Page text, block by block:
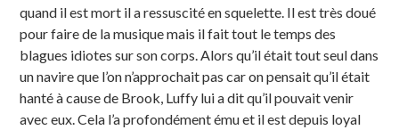
quand il est mort il a ressuscité en squelette. Il est très doué
pour faire de la musique mais il fait tout le temps des
blagues idiotes sur son corps. Alors qu’il était tout seul dans
un navire que l’on n’approchait pas car on pensait qu’il était
hanté à cause de Brook, Luffy lui a dit qu’il pouvait venir
avec eux. Cela l’a profondément ému et il est depuis loyal